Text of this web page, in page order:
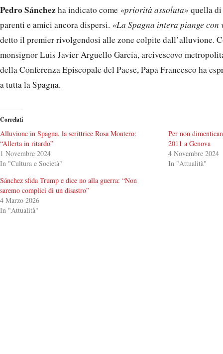
Pedro Sánchezha indicato come «priorità assoluta» quella di
parenti e amici ancora dispersi. «La Spagna intera piange
detto il premier rivolgendosi alle zone colpite dall’alluvione.
monsignor Luis Javier Arguello Garcia, arcivescovo
della Conferenza Episcopale del Paese, Papa Francesco ha
a tutta la Spagna.
Correlati
Alluvione in Spagna, la scrittrice Rosa Montero:
“Allerta in ritardo”
1 Novembre 2024
In "Cultura e Società"
Per non
2011 a Genova
4 Novembre 2024
In "Attualità"
Sánchez sfida Trump e dice no alla guerra: “Non
saremo complici di un disastro”
4 Marzo 2026
In "Attualità"